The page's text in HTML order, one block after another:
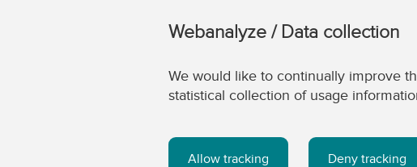
Webanalyze / Data collection
We would like to continually improve
statistical collection of usage
Allow tracking Deny tracking